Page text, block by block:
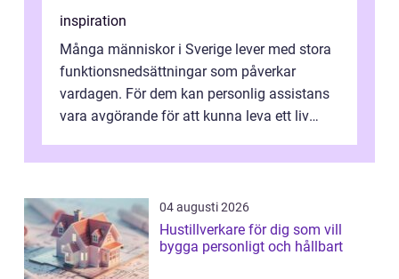
inspiration
Många människor i Sverige lever med stora
funktionsnedsättningar som påverkar
vardagen. För dem kan personlig assistans
vara avgörande för att kunna leva ett liv
04 augusti 2026
Hustillverkare för dig som vill
bygga personligt och hållbart